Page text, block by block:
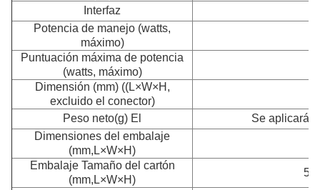
Interfaz
Potencia de manejo (watts,
máximo)
Puntuación máxima de potencia
(watts, máximo)
Dimensión (mm) ((L×W×H,
excluido el conector)
Peso neto(g) El
Se aplicarán
Dimensiones del embalaje
(mm,L×W×H)
Embalaje Tamaño del cartón
(mm,L×W×H)